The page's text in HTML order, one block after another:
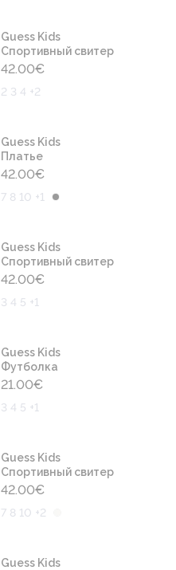
Guess Kids
Cпортивный свитер
42.00€
2 3 4 +2
Guess Kids
Платье
42.00€
7 8 10 +1
Guess Kids
Cпортивный свитер
42.00€
3 4 5 +1
Guess Kids
Футболка
21.00€
3 4 5 +1
Guess Kids
Cпортивный свитер
42.00€
7 8 10 +2
Guess Kids